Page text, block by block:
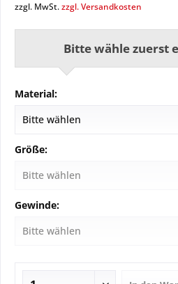
zzgl. MwSt.zzgl. Versandkosten
Bitte wähle zuerst
Material:
Größe:
Gewinde: